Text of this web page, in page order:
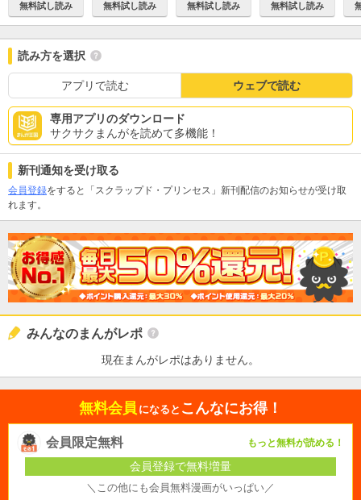
無料試し読み 無料試し読み 無料試し読み 無料試し読み
読み方を選択
アプリで読む ウェブで読む
専用アプリのダウンロード
サクサクまんがを読めて多機能！
新刊通知を受け取る
会員登録をすると「スクラップド・プリンセス」新刊配信のお知らせが受け取
れます。
みんなのまんがレポ
現在まんがレポはありません。
無料会員 になると こんなにお得！
会員限定無料 もっと無料が読める！
会員登録で無料増量
＼この他にも会員無料漫画がいっぱい／